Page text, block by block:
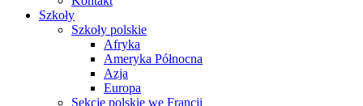
Szkoły
Szkoły polskie
Afryka
Ameryka Północna
Azja
Europa
Sekcje polskie we Francji